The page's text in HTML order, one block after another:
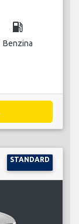
local_gas_station
Benzina
STANDARD